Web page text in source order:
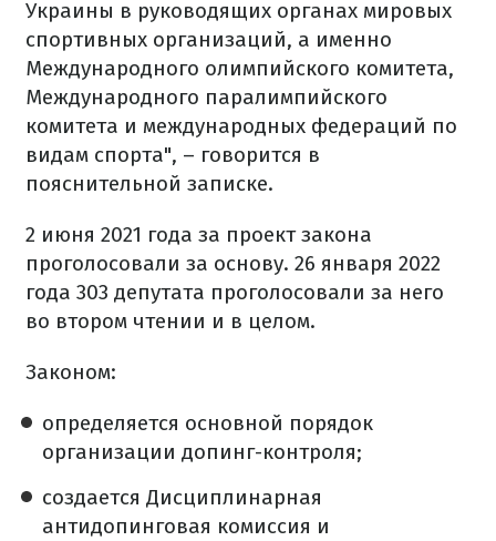
Украины в руководящих органах мировых
спортивных организаций, а именно
Международного олимпийского комитета,
Международного паралимпийского
комитета и международных федераций по
видам спорта", – говорится в
пояснительной записке.
2 июня 2021 года за проект закона
проголосовали за основу. 26 января 2022
года 303 депутата проголосовали за него
во втором чтении и в целом.
Законом:
определяется основной порядок
организации допинг-контроля;
создается Дисциплинарная
антидопинговая комиссия и